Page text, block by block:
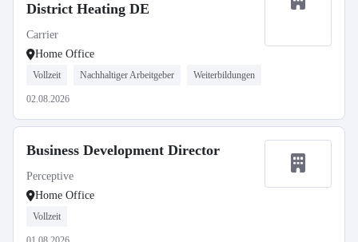
District Heating DE
Carrier
Home Office
Vollzeit Nachhaltiger Arbeitgeber Weiterbildungen
02.08.2026
Business Development Director
Perceptive
Home Office
Vollzeit